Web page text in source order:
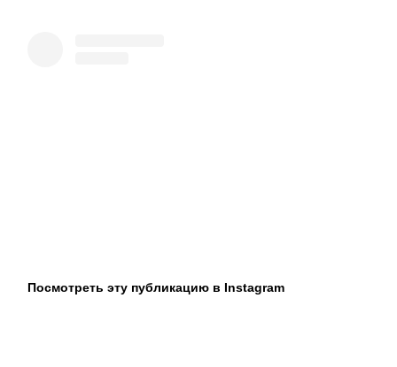
Посмотреть эту публикацию в Instagram